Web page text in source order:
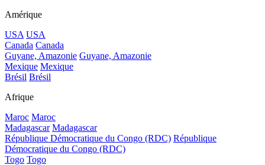
Amérique
USA USA
Canada Canada
Guyane, Amazonie Guyane, Amazonie
Mexique Mexique
Brésil Brésil
Afrique
Maroc Maroc
Madagascar Madagascar
République Démocratique du Congo (RDC) République
Démocratique du Congo (RDC)
Togo Togo